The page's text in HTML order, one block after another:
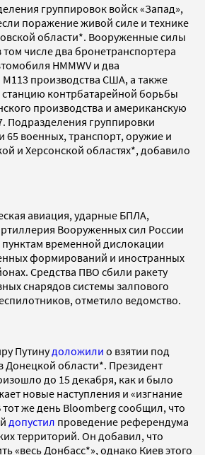
группировок войск «Запад»,
поражение живой силе и технике
области*. Вооруженные силы
числе два бронетранспортера
HMMWV и два
производства США, а также
контрбатарейной борьбы
производства и американскую
Подразделения группировки
65 военных, транспорт, оружие и
и Херсонской областях*, добавило
авиация, ударные БПЛА,
Вооруженных сил России
временной дислокации
формирований и иностранных
Средства ПВО сбили ракету
снарядов системы залпового
отметило ведомство.
Путинудоложили о взятии под
Донецкой области*. Президент
до 15 декабря, как и было
новые наступления и «изгнание
тот же день Bloomberg сообщил, что
допустил проведение референдума
территорий. Он добавил, что
«весь Донбасс*», однако Киев этого